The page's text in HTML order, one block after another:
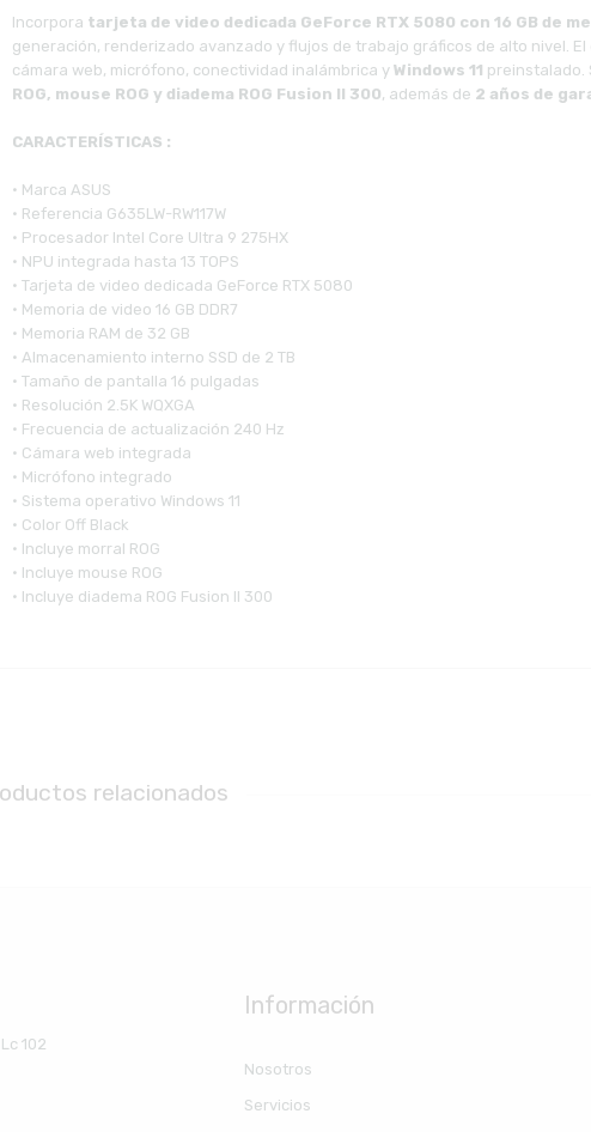
Incorpora tarjeta de video dedicada GeForce RTX 5080 con 16 GB de
generación, renderizado avanzado y flujos de trabajo gráficos de alto nivel.
cámara web, micrófono, conectividad inalámbrica y Windows 11 preinstalado.
ROG, mouse ROG y diadema ROG Fusion II 300, además de 2 años de
CARACTERÍSTICAS :
• Marca ASUS
• Referencia G635LW-RW117W
• Procesador Intel Core Ultra 9 275HX
• NPU integrada hasta 13 TOPS
• Tarjeta de video dedicada GeForce RTX 5080
• Memoria de video 16 GB DDR7
• Memoria RAM de 32 GB
• Almacenamiento interno SSD de 2 TB
• Tamaño de pantalla 16 pulgadas
• Resolución 2.5K WQXGA
• Frecuencia de actualización 240 Hz
• Cámara web integrada
• Micrófono integrado
• Sistema operativo Windows 11
• Color Off Black
• Incluye morral ROG
• Incluye mouse ROG
• Incluye diadema ROG Fusion II 300
relacionados
102
Información
Nosotros
Servicios